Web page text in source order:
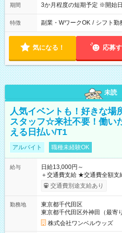
期間 3か月程度の短期予定 ※開始
特徴 副業・WワークOK / シフト勤
気になる！ 応募
未読
人気イベントも！好きな場
スタッフ☆来社不要！働い
える日払い/T1
アルバイト 職種未経験OK
給与
日給13,000円～
＋交通費支給 ★交通費全額支給！ ┗案件により規定あり ★日払
いOK！（規定あり） ┗働い
ンビニATMから 日払い分を引き落とせ
交通費別途支給あり
勤務地
東京都千代田区
東京都千代田区外神田（最寄
株式会社ワンベルウッズ